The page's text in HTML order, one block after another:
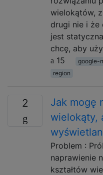
wielokątów,
drugi nie i że
jest
chcę, aby
15
google-
region
2
Jak mogę
wielokąty,
Problem :
naprawienie
kształtów